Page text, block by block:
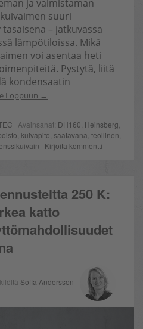
ja valmistaman
suuri
– jatkuvassa
lämpötiloissa. Mikä
voi asentaa heti
Pystytä, liitä
kondensaatin
Loppuun
| Avainsanat: DH160 Heinsberg
kuivapito saatavana teollinen
| Kirjoita kommentti
250 K:
katto
Sofia Andersson